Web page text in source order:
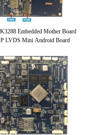
Embedded Mother Board
LVDS Mini Android Board